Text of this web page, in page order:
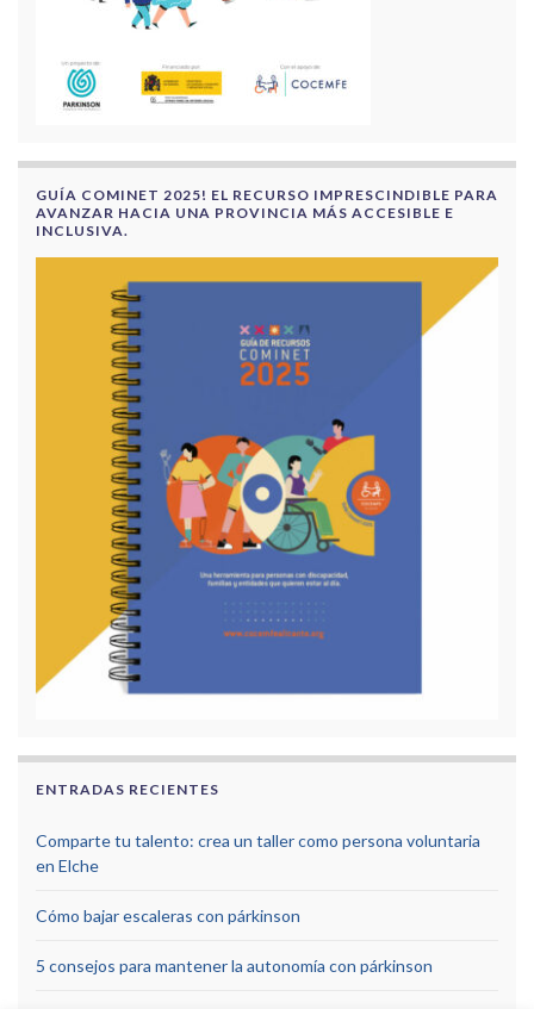
GUÍA COMINET 2025! EL RECURSO IMPRESCINDIBLE PARA
AVANZAR HACIA UNA PROVINCIA MÁS ACCESIBLE E
INCLUSIVA.
ENTRADAS RECIENTES
Comparte tu talento: crea un taller como persona voluntaria
en Elche
Cómo bajar escaleras con párkinson
5 consejos para mantener la autonomía con párkinson